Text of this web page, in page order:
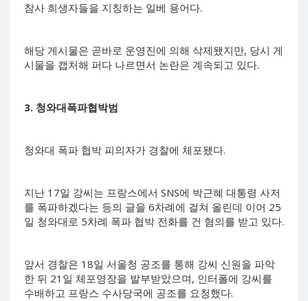
참사 희생자들을 지칭하는 일베 용어다.
해당 게시물은 곧바로 운영진에 의해 삭제됐지만, 당시 게
시물을 캡처해 퍼다 나르면서 논란은 계속되고 있다.
3. 청와대폭파협박범
청와대 폭파 협박 피의자가 경찰에 체포됐다.
지난 17일 강씨는 프랑스에서 SNS에 박근혜 대통령 사저
를 폭파하겠다는 등의 글을 6차례에 걸쳐 올린데 이어 25
일 청와대로 5차례 폭파 협박 전화를 건 혐의를 받고 있다.
앞서 경찰은 18일 서울청 공조를 통해 강씨 신원을 파악
한 뒤 21일 체포영장을 발부받았으며, 인터폴에 강씨를
수배하고 프랑스 수사당국에 공조를 요청했다.